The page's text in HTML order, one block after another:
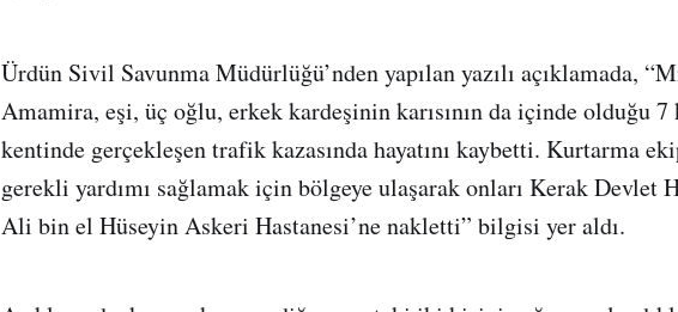
Ürdün Sivil Savunma Müdürlüğü’nden yapılan yazılı açıklamada,
Amamira, eşi, üç oğlu, erkek kardeşinin karısının da içinde olduğu
kentinde gerçekleşen trafik kazasında hayatını kaybetti. Kurtarma
gerekli yardımı sağlamak için bölgeye ulaşarak onları Kerak Devlet
Ali bin el Hüseyin Askeri Hastanesi’ne nakletti” bilgisi yer aldı.